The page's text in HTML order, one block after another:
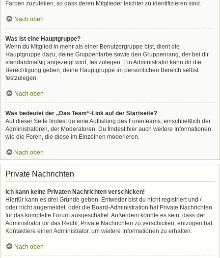
Farben zuzuteilen, so dass deren Mitglieder leichter zu identifizieren sind.
Nach oben
Was ist eine Hauptgruppe?
Wenn du Mitglied in mehr als einer Benutzergruppe bist, dient die
Hauptgruppe dazu, deine Gruppenfarbe sowie den Gruppenrang, der bei dir
standardmäßig angezeigt wird, festzulegen. Ein Administrator kann dir die
Berechtigung geben, deine Hauptgruppe im persönlichen Bereich selbst
festzulegen.
Nach oben
Was bedeutet der „Das Team“-Link auf der Startseite?
Auf dieser Seite findest du eine Auflistung des Forenteams, einschließlich der
Administratoren, der Moderatoren. Du findest hier auch weitere Informationen
wie die Foren, die diese im Einzelnen moderieren.
Nach oben
Private Nachrichten
Ich kann keine Privaten Nachrichten verschicken!
Hierfür kann es drei Gründe geben: Entweder bist du nicht registriert und /
oder nicht angemeldet, oder die Board-Administration hat Private Nachrichten
für das komplette Forum ausgeschaltet. Außerdem könnte es sein, dass der
Administrator dir das Recht, Private Nachrichten zu verschicken, entzogen hat.
Kontaktiere einen Administrator, um weitere Informationen zu erhalten.
Nach oben